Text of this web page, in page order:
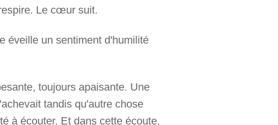
Le cœur suit.
éveille un sentiment d'humilité
toujours apaisante. Une
tandis qu'autre chose
à écouter. Et dans cette écoute,